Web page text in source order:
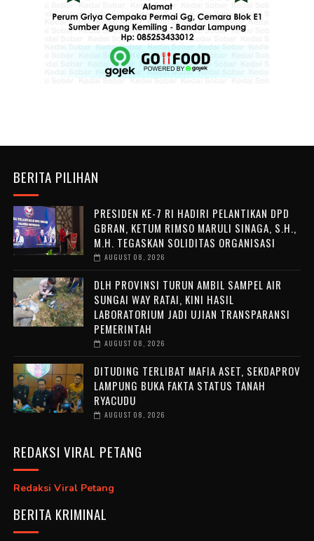
BERITA PILIHAN
PRESIDEN KE-7 RI HADIRI PELANTIKAN DPD
GBRAN, KETUM RIMSO MARULI SINAGA, S.H.,
M.H. TEGASKAN SOLIDITAS ORGANISASI
AUGUST 08, 2026
DLH PROVINSI TURUN AMBIL SAMPEL AIR
SUNGAI WAY RATAI, KINI HASIL
LABORATORIUM JADI UJIAN TRANSPARANSI
PEMERINTAH
AUGUST 08, 2026
DITUDING TERLIBAT MAFIA ASET, SEKDAPROV
LAMPUNG BUKA FAKTA STATUS TANAH
RYACUDU
AUGUST 08, 2026
REDAKSI VIRAL PETANG
Redaksi Viral Petang
BERITA KRIMINAL